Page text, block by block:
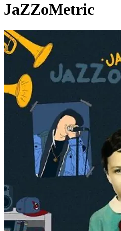
JaZZoMetric
Pagina externă
J8JAZZ 8
Videoclipuri